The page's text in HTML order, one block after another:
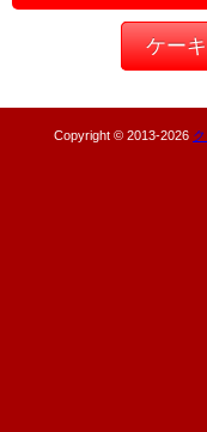
ケー
Copyright © 2013-2026